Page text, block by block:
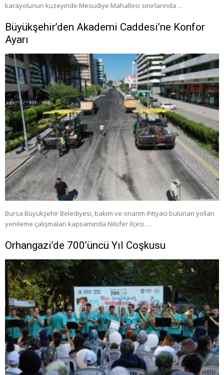
karayolunun kuzeyinde Mesudiye Mahallesi sınırlarında …
Büyükşehir’den Akademi Caddesi’ne Konfor
Ayarı
Bursa Büyükşehir Belediyesi, bakım ve onarım ihtiyacı bulunan yolları
yenileme çalışmaları kapsamında Nilüfer ilçesi …
Orhangazi’de 700’üncü Yıl Coşkusu